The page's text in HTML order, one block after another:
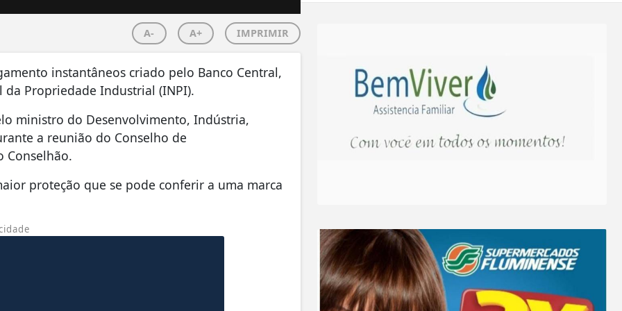
A- A+ IMPRIMIR
instantâneos criado pelo Banco Central,
Propriedade Industrial (INPI).
ministro do Desenvolvimento, Indústria,
a reunião do Conselho de
Conselhão.
proteção que se pode conferir a uma marca